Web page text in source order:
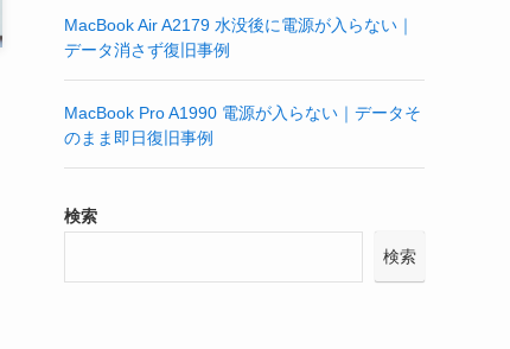
MacBook Air A2179 水没後に電源が入らない｜
データ消さず復旧事例
MacBook Pro A1990 電源が入らない｜データそ
のまま即日復旧事例
検索
検索